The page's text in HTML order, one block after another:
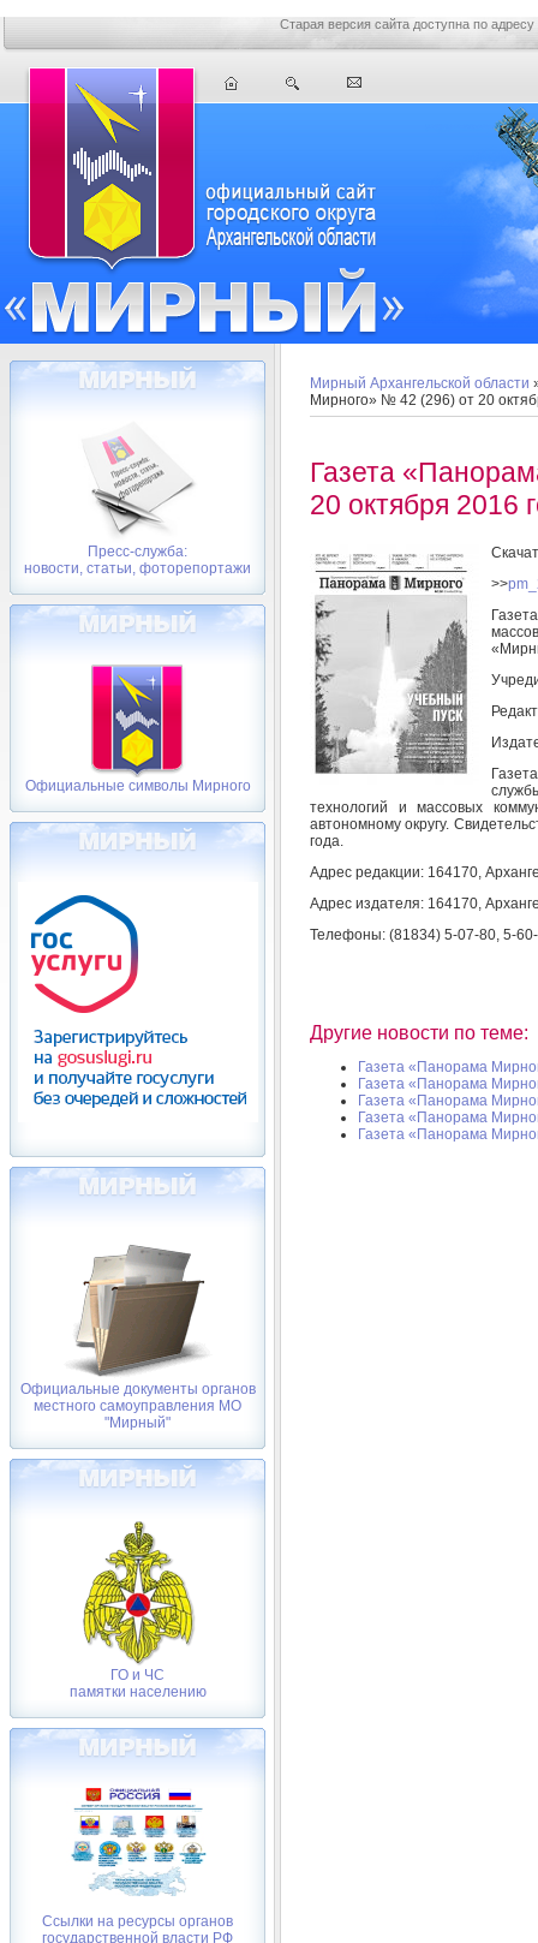
Старая версия сайта доступна по адресу
Пресс-служба:
новости, статьи, фоторепортажи
Официальные символы Мирного
Официальные документы органов
местного самоуправления МО
"Мирный"
ГО и ЧС
памятки населению
Ссылки на ресурсы органов
государственной власти РФ
Мирный Архангельской области
Мирного» № 42 (296) от 20
Газета
20 октября 2016
>>
технологий и массовых
автономному округу.
года.
Адрес редакции: 164170,
Адрес издателя: 164170,
Телефоны: (81834) 5-07-80, 5-
Другие новости по теме:
Газета «Панорама
Газета «Панорама
Газета «Панорама
Газета «Панорама
Газета «Панорама